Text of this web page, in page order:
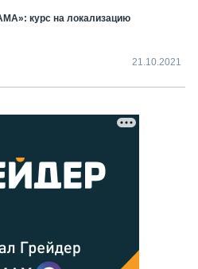
курс на локализацию
21.10.2021